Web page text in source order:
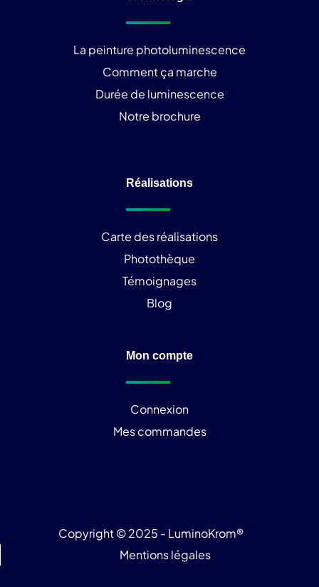
La peinture photoluminescence
Comment ça marche
Durée de luminescence
Notre brochure
Réalisations
Carte des réalisations
Photothèque
Témoignages
Blog
Mon compte
Connexion
Mes commandes
Copyright © 2025 - LuminoKrom®
Mentions légales